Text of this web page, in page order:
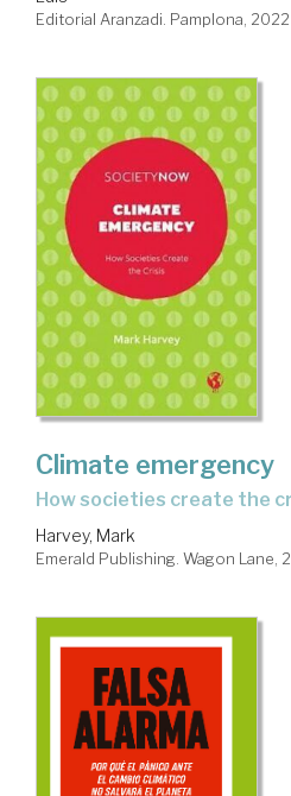
Editorial Aranzadi. Pamplona, 2022
Climate emergency
how societies create the
Harvey, Mark
Emerald Publishing. Wagon Lane,